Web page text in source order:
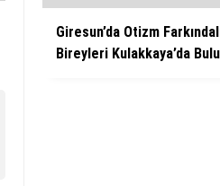
Giresun’da Otizm
Bireyleri Kulakkaya’da